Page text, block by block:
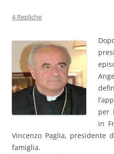
4 Repliche
per
in
Vincenzo Paglia, presidente
famiglia.